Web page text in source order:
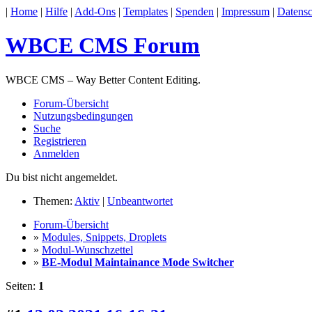
| Home | Hilfe | Add-Ons | Templates | Spenden | Impressum |
WBCE CMS Forum
WBCE CMS – Way Better Content Editing.
Forum-Übersicht
Nutzungsbedingungen
Suche
Registrieren
Anmelden
Du bist nicht angemeldet.
Themen: Aktiv | Unbeantwortet
Forum-Übersicht
» Modules, Snippets, Droplets
» Modul-Wunschzettel
» BE-Modul Maintainance Mode Switcher
Seiten: 1